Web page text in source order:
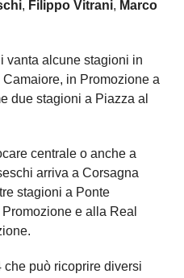
, Filippo Vitrani, Marco
vanta alcune stagioni in
in Promozione a
due stagioni a Piazza al
centrale o anche a
arriva a Corsagna
stagioni a Ponte
e alla Real
può ricoprire diversi